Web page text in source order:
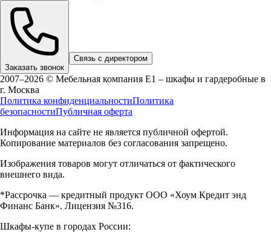
Заказать звонок
Связь с директором
2007–2026 © Мебельная компания Е1 – шкафы и гардеробные в
г. Москва
Политика конфиденциальностиПолитика
безопасностиПубличная оферта
Информация на сайте не является публичной офертой.
Копирование материалов без согласования запрещено.
Изображения товаров могут отличаться от фактического
внешнего вида.
*Рассрочка — кредитный продукт ООО «Хоум Кредит энд
Финанс Банк». Лицензия №316.
Шкафы-купе в городах России: